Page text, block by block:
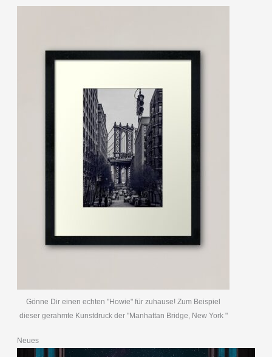
Gönne Dir einen echten "Howie" für zuhause! Zum Beispiel
dieser gerahmte Kunstdruck der "Manhattan Bridge, New York "
Neues